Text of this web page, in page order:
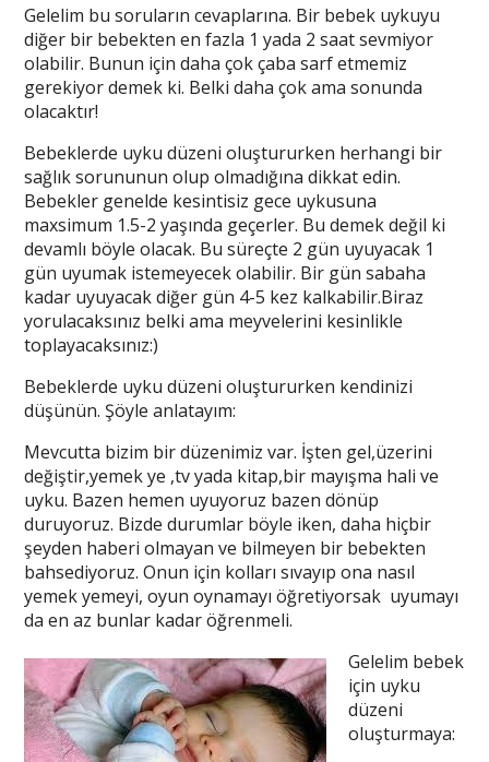
Gelelim bu soruların cevaplarına. Bir bebek uykuyu
diğer bir bebekten en fazla 1 yada 2 saat sevmiyor
olabilir. Bunun için daha çok çaba sarf etmemiz
gerekiyor demek ki. Belki daha çok ama sonunda
olacaktır!
Bebeklerde uyku düzeni oluştururken herhangi bir
sağlık sorununun olup olmadığına dikkat edin.
Bebekler genelde kesintisiz gece uykusuna
maxsimum 1.5-2 yaşında geçerler. Bu demek değil ki
devamlı böyle olacak. Bu süreçte 2 gün uyuyacak 1
gün uyumak istemeyecek olabilir. Bir gün sabaha
kadar uyuyacak diğer gün 4-5 kez kalkabilir.Biraz
yorulacaksınız belki ama meyvelerini kesinlikle
toplayacaksınız:)
Bebeklerde uyku düzeni oluştururken kendinizi
düşünün. Şöyle anlatayım:
Mevcutta bizim bir düzenimiz var. İşten gel,üzerini
değiştir,yemek ye ,tv yada kitap,bir mayışma hali ve
uyku. Bazen hemen uyuyoruz bazen dönüp
duruyoruz. Bizde durumlar böyle iken, daha hiçbir
şeyden haberi olmayan ve bilmeyen bir bebekten
bahsediyoruz. Onun için kolları sıvayıp ona nasıl
yemek yemeyi, oyun oynamayı öğretiyorsak uyumayı
da en az bunlar kadar öğrenmeli.
Gelelim bebek
için uyku
düzeni
oluşturmaya: